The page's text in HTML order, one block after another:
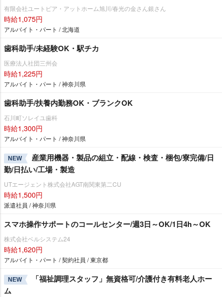
有限会社ユートピア・アットホーム旭川/春光の金さん銀さん
時給1,075円
アルバイト・パート / 北海道
歯科助手/未経験OK・駅チカ
医療法人社団三州会
時給1,225円
アルバイト・パート / 神奈川県
歯科助手/扶養内勤務OK・ブランクOK
石川町ソレイユ歯科
時給1,300円
アルバイト・パート / 神奈川県
NEW
産業用機器・製品の組立・配線・検査・梱包/寮完備/日
勤/日払い/工場・製造
UTエージェント株式会社AGT南関東第二CU
時給1,500円
派遣社員 / 神奈川県
スマホ操作サポートのコールセンター/週3日～OK/1日4h～OK
株式会社ベルシステム24
時給1,620円
アルバイト・パート / 契約社員 / 東京都
NEW
「福祉調理スタッフ」無資格可/介護付き有料老人ホー
ム